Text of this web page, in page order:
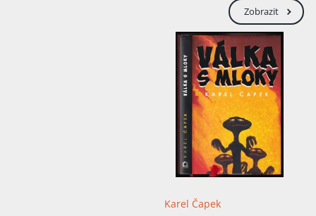
Zobrazit
Karel Čapek